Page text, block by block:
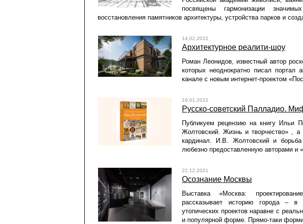
посвящены гармонизации
восстановления памятников архитектуры, устройства парков и
14.02.2022
Архитектурное реалити-шоу
Роман Леонидов, известный автор
которых неоднократно писал портал
канале с новым интернет-проектом
19.01.2022
Русско-советский Палладио.
Публикуем рецензию на книгу Ильи
Жолтовский. Жизнь и творчество» ,
кардинал. И.В. Жолтовский и борьба
любезно предоставленную авторами
22.12.2021
Осознание Москвы
Выставка «Москва:
рассказывает историю города –
утопических проектов наравне с
и популярной форме. Прямо-таки